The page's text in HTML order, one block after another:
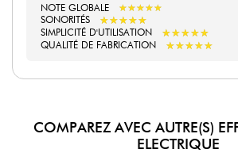
NOTE GLOBALE ★★★★★
★★★★★
SONORITÉS
★★★★★
★★★★★
SIMPLICITÉ D'UTILISATION ★★★★★
★★★★★
QUALITÉ DE FABRICATION ★★★★★
★★★★★
COMPAREZ AVEC AUTRE(S)
ELECTRIQUE